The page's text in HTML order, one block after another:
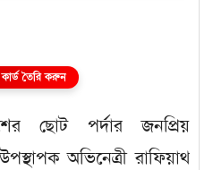
তৈরি করুন
ছোট পর্দার জনপ্রিয়
অভিনেত্রী রাফিয়াথ